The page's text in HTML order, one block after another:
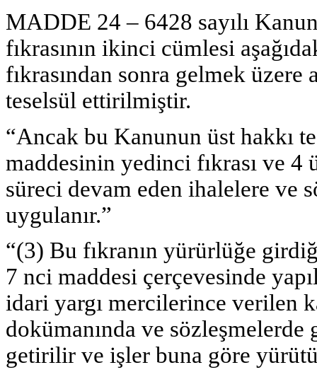
MADDE 24 – 6428 sayılı
fıkrasının ikinci cümlesi
fıkrasından sonra gelmek
teselsül ettirilmiştir.
“Ancak bu Kanunun üst hakkı
maddesinin yedinci fıkrası ve 4
süreci devam eden ihalelere ve
uygulanır.”
“(3) Bu fıkranın yürürlüğe
7 nci maddesi çerçevesinde
idari yargı mercilerince verilen
dokümanında ve
getirilir ve işler buna göre